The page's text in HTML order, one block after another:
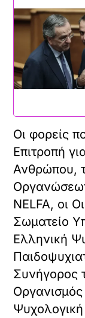
Οι φορείς
Επιτροπή
Ανθρώπου,
ΝELFA, οι
Σωματείο
Ελληνική
Συνήγορος
Ψυχολογική